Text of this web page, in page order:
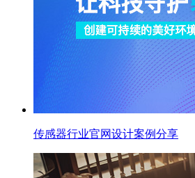
传感器行业官网设计案例分享